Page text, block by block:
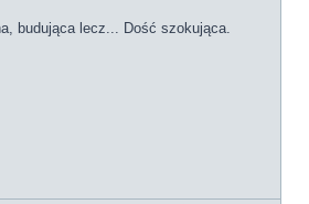
budująca lecz... Dość szokująca.